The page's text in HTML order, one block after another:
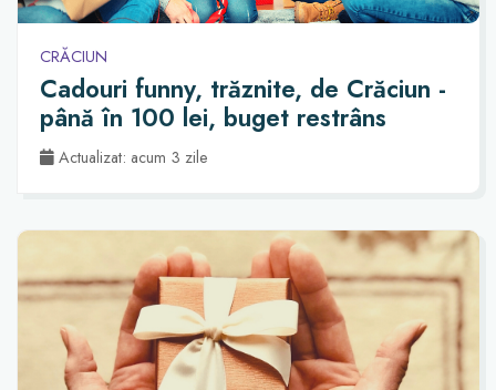
CRĂCIUN
Cadouri funny, trăznite, de Crăciun -
până în 100 lei, buget restrâns
Actualizat: acum 3 zile